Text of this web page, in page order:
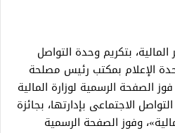
بتكريم وحدة التواصل
الإعلام بمكتب رئيس مصلحة
الصفحة الرسمية لوزارة المالية
الاجتماعى بإدارتها، بجائزة
وفوز الصفحة الرسمية